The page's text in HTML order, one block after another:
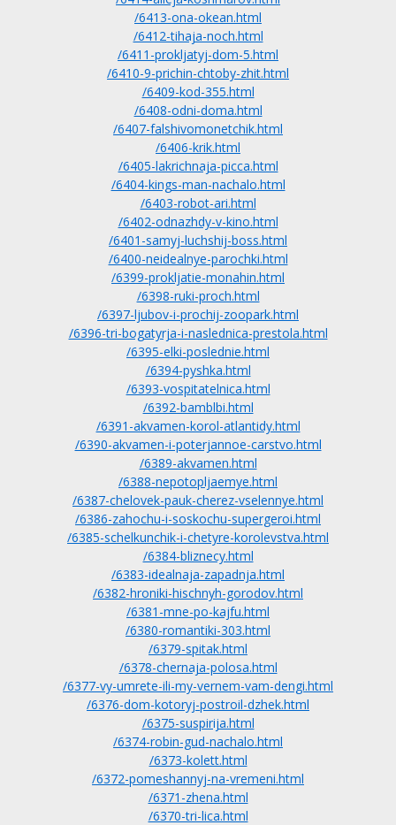
/6413-ona-okean.html
/6412-tihaja-noch.html
/6411-prokljatyj-dom-5.html
/6410-9-prichin-chtoby-zhit.html
/6409-kod-355.html
/6408-odni-doma.html
/6407-falshivomonetchik.html
/6406-krik.html
/6405-lakrichnaja-picca.html
/6404-kings-man-nachalo.html
/6403-robot-ari.html
/6402-odnazhdy-v-kino.html
/6401-samyj-luchshij-boss.html
/6400-neidealnye-parochki.html
/6399-prokljatie-monahin.html
/6398-ruki-proch.html
/6397-ljubov-i-prochij-zoopark.html
/6396-tri-bogatyrja-i-naslednica-prestola.html
/6395-elki-poslednie.html
/6394-pyshka.html
/6393-vospitatelnica.html
/6392-bamblbi.html
/6391-akvamen-korol-atlantidy.html
/6390-akvamen-i-poterjannoe-carstvo.html
/6389-akvamen.html
/6388-nepotopljaemye.html
/6387-chelovek-pauk-cherez-vselennye.html
/6386-zahochu-i-soskochu-supergeroi.html
/6385-schelkunchik-i-chetyre-korolevstva.html
/6384-bliznecy.html
/6383-idealnaja-zapadnja.html
/6382-hroniki-hischnyh-gorodov.html
/6381-mne-po-kajfu.html
/6380-romantiki-303.html
/6379-spitak.html
/6378-chernaja-polosa.html
/6377-vy-umrete-ili-my-vernem-vam-dengi.html
/6376-dom-kotoryj-postroil-dzhek.html
/6375-suspirija.html
/6374-robin-gud-nachalo.html
/6373-kolett.html
/6372-pomeshannyj-na-vremeni.html
/6371-zhena.html
/6370-tri-lica.html